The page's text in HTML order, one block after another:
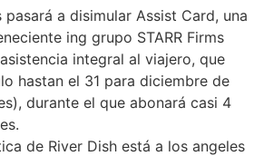
pasará a disimular Assist Card, una
ing grupo STARR Firms
integral al viajero, que
hastan el 31 para diciembre de
durante el que abonará casi 4
de River Dish está a los angeles